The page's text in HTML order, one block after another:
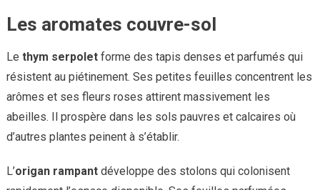
Les aromates couvre-sol
Le thym serpoletforme des tapis denses et parfumés qui
résistent au piétinement. Ses petites feuilles concentrent les
arômes et ses fleurs roses attirent massivement les
abeilles. Il prospère dans les sols pauvres et calcaires où
d’autres plantes peinent à s’établir.
L’origan rampantdéveloppe des stolons qui colonisent